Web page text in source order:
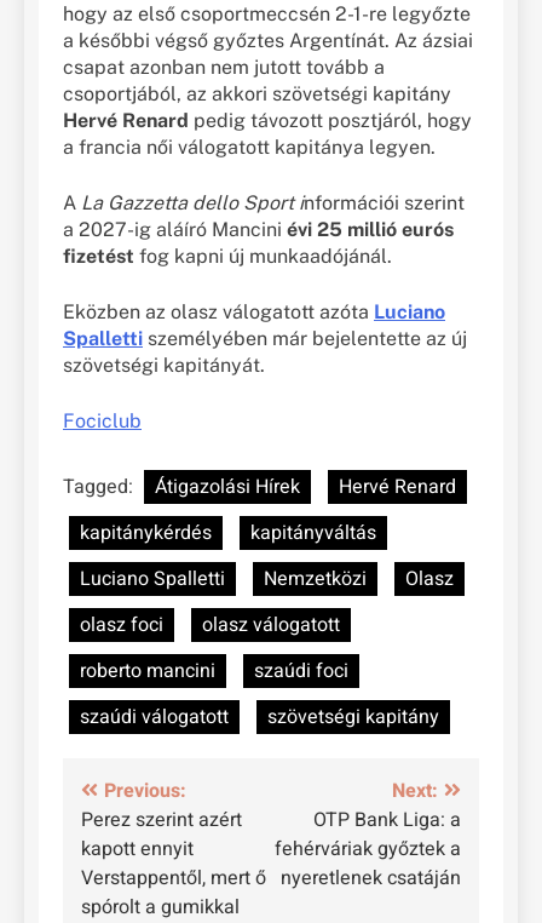
hogy az első csoportmeccsén 2-1-re legyőzte
a későbbi végső győztes Argentínát. Az ázsiai
csapat azonban nem jutott tovább a
csoportjából, az akkori szövetségi kapitány
Hervé Renard pedig távozott posztjáról, hogy
a francia női válogatott kapitánya legyen.
A La Gazzetta dello Sport információi szerint
a 2027-ig aláíró Mancini évi 25 millió eurós
fizetést fog kapni új munkaadójánál.
Eközben az olasz válogatott azóta Luciano
Spalletti személyében már bejelentette az új
szövetségi kapitányát.
Fociclub
Tagged: Átigazolási Hírek
Hervé Renard
kapitánykérdés
kapitányváltás
Luciano Spalletti
Nemzetközi
Olasz
olasz foci
olasz válogatott
roberto mancini
szaúdi foci
szaúdi válogatott
szövetségi kapitány
Bejegyzés
navigáció
Previous:
Perez szerint azért
kapott ennyit
Verstappentől, mert ő
spórolt a gumikkal
Next:
OTP Bank Liga: a
fehérváriak győztek a
nyeretlenek csatáján